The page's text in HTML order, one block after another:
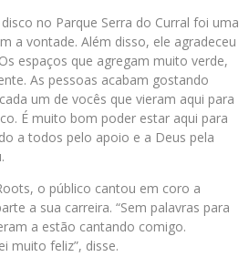
no Parque Serra do Curral foi uma
a vontade. Além disso, ele agradeceu
espaços que agregam muito verde,
As pessoas acabam gostando
um de vocês que vieram aqui para
É muito bom poder estar aqui para
a todos pelo apoio e a Deus pela
o público cantou em coro a
a sua carreira. “Sem palavras para
a estão cantando comigo.
muito feliz”, disse.